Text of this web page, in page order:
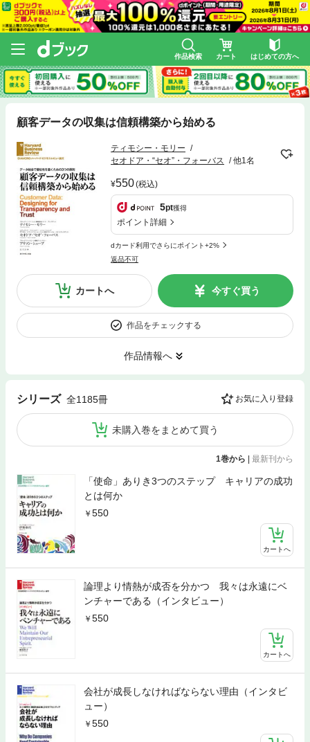
作品検索 カート はじめての方へ
顧客データの収集は信頼構築から始める
ティモシー・モリー
セオドア・“セオ”・フォーバス
他1名
550(税込)
5pt獲得
ポイント詳細
dカード利用でさらにポイント+2%
返品不可
カートへ 今すぐ買う
作品をチェックする
作品情報へ
シリーズ 全1185冊 お気に入り登録
未購入巻をまとめて買う
1巻から 最新刊から
「使命」ありき3つのステップ キャリアの成功
とは何か
550
カートへ
論理より情熱が成否を分かつ 我々は永遠にベ
ンチャーである（インタビュー）
550
カートへ
会社が成長しなければならない理由（インタビ
ュー）
550